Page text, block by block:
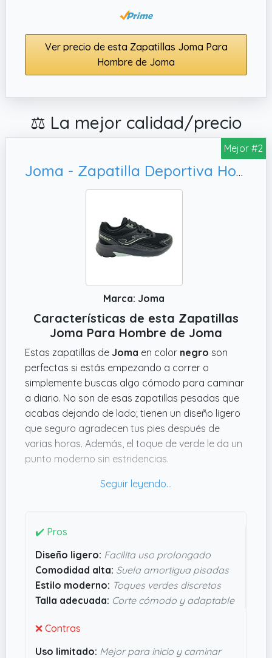
Ver precio de esta Zapatillas Joma Para
Hombre de Joma
⚖️ La mejor calidad/precio
Mejor #2
Joma - Zapatilla Deportiva Hombre Vitaly 2641-3191020000006 - Color Negro, Talla 43
Marca: Joma
Características de esta Zapatillas
Joma Para Hombre de Joma
Estas zapatillas de Joma en color negro son
perfectas si estás empezando a correr o
simplemente buscas algo cómodo para caminar
a diario. No son de esas zapatillas pesadas que
acabas dejando de lado; tienen un diseño ligero
que seguro agradecen tus pies después de
varias horas. Además, el toque de verde le da un
punto moderno sin estridencias.
Lo que llama la atención es lo cómodas que
molestias si vas a usarlas seguido. La talla
combinar y que no parezcan unas cualquiera. Si
quieres algo sencillo, funcional y que te aguante
el ritmo sin obsesionarte con marcas súper
caras, estas zapatillas Jomapueden merecer la
✔️ Pros
Diseño ligero: Facilita uso prolongado
Comodidad alta: Suela amortigua pisadas
Estilo moderno: Toques verdes discretos
Talla adecuada: Corte cómodo y adaptable
❌ Contras
Uso limitado: Mejor para inicio y caminar